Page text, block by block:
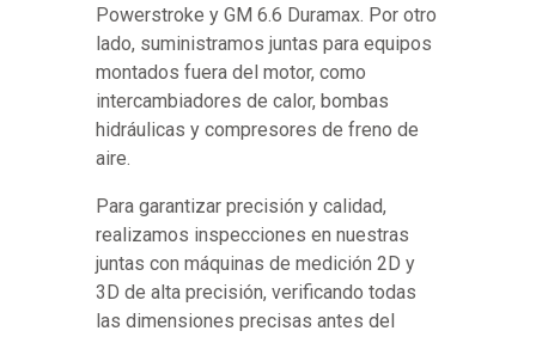
Powerstroke y GM 6.6 Duramax. Por otro
lado, suministramos juntas para equipos
montados fuera del motor, como
intercambiadores de calor, bombas
hidráulicas y compresores de freno de
aire.
Para garantizar precisión y calidad,
realizamos inspecciones en nuestras
juntas con máquinas de medición 2D y
3D de alta precisión, verificando todas
las dimensiones precisas antes del